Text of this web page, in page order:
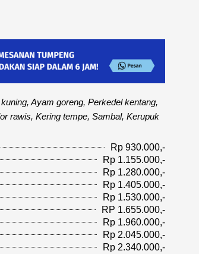
Ayam goreng, Perkedel kentang,
rawis, Kering tempe, Sambal, Kerupuk
Rp 930.000,-
Rp 1.155.000,-
Rp 1.280.000,-
Rp 1.405.000,-
Rp 1.530.000,-
RP 1.655.000,-
Rp 1.960.000,-
Rp 2.045.000,-
Rp 2.340.000,-